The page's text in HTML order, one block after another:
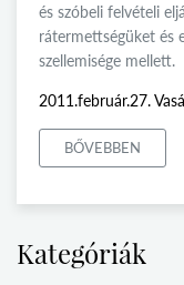
és szóbeli felvételi
rátermettségüket és
szellemisége mellett.
2011.február.27.
BŐVEBBEN
Kategóriák